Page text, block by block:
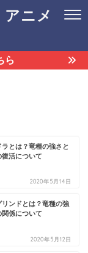
ニメ
ら
ラとは？竜種の強さと
活について
2020年5月14日
リンドとは？竜種の強
係について
2020年5月12日